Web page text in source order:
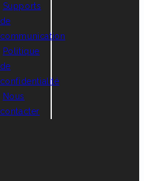
Supports
de
communication
Politique
de
confidentialité
Nous
contacter